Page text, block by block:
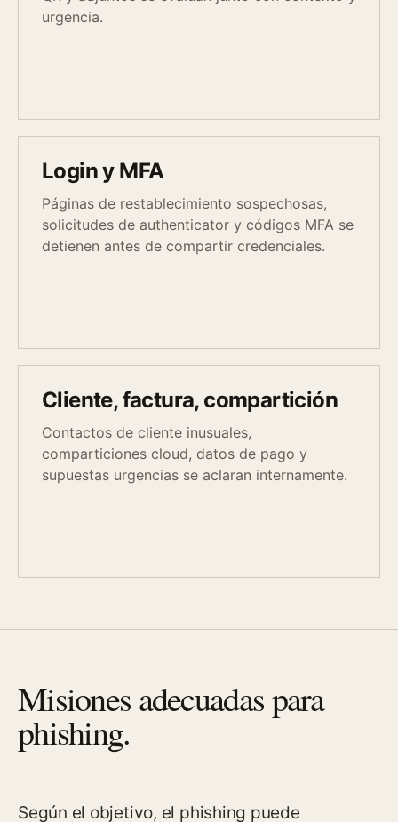
urgencia.
Login y MFA
Páginas de restablecimiento sospechosas,
solicitudes de authenticator y códigos MFA se
detienen antes de compartir credenciales.
Cliente, factura, compartición
Contactos de cliente inusuales,
comparticiones cloud, datos de pago y
supuestas urgencias se aclaran internamente.
Misiones adecuadas para
phishing.
Según el objetivo, el phishing puede